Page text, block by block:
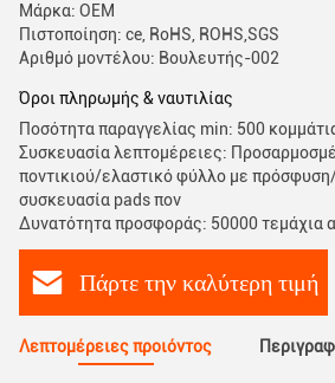
Μάρκα: OEM
Πιστοποίηση: ce, RoHS, ROHS,SGS
Αριθμό μοντέλου: Βουλευτής-002
Όροι πληρωμής & ναυτιλίας
Ποσότητα παραγγελίας min: 500
Συσκευασία λεπτομέρειες:
ποντικιού/ελαστικό φύλλο με
συσκευασία pads πον
Δυνατότητα προσφοράς: 50000 τεμάχια
Πάρτε την καλύτερη τιμή
Λεπτομέρειες προιόντος